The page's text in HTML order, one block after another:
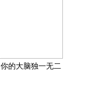
你的大脑独一无二